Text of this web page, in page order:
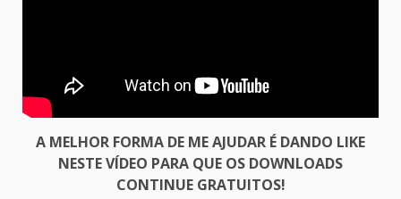
A MELHOR FORMA DE ME AJUDAR É DANDO LIKE
NESTE VÍDEO PARA QUE OS DOWNLOADS
CONTINUE GRATUITOS!